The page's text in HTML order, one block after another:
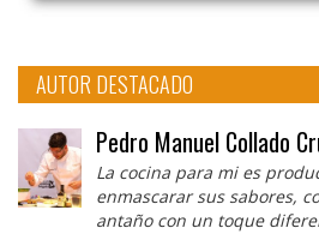
AUTOR DESTACADO
Pedro Manuel Collado
La cocina para mi es
enmascarar sus sabores,
antaño con un toque